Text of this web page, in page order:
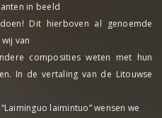
in beeld
Dit hierboven al genoemde
van
composities weten met hun
In de vertaling van de Litouwse
laimintuo” wensen we